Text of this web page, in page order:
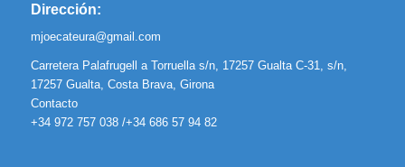
Dirección:
mjoecateura@gmail.com
Carretera Palafrugell a Torruella s/n, 17257 Gualta C-31, s/n,
17257 Gualta, Costa Brava, Girona
Contacto
+34 972 757 038 /+34 686 57 94 82